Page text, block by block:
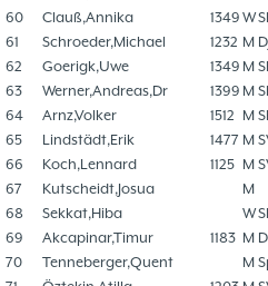
60
Clauß,Annika 1349 W
61
Schroeder,Michael 1232 M
62
Goerigk,Uwe 1349 M
63
Werner,Andreas,Dr 1399 M
64
Arnz,Volker 1512 M
65
Lindstädt,Erik 1477 M
66
Koch,Lennard 1125 M
67
Kutscheidt,Josua M
68
Sekkat,Hiba W
69
Akcapinar,Timur 1183 M
70
Tenneberger,Quent M